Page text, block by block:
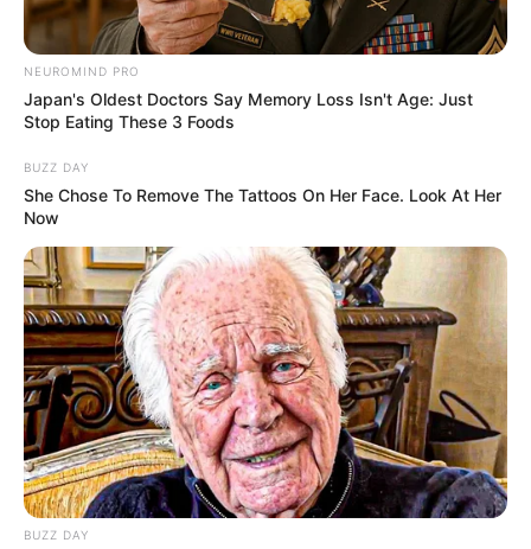
Plus belle la vie :
résumés en avance
des épisodes
jusqu’au 26 juin
2026 sur TF1 avec
une visite
inattendue pour
NEUROMIND PRO
Japan's Oldest Doctors Say Memory Loss Isn't Age: Just
Stop Eating These 3 Foods
BUZZ DAY
She Chose To Remove The Tattoos On Her Face. Look At Her
Now
BUZZ DAY